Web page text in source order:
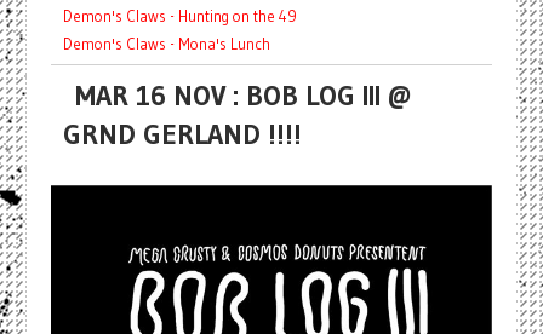
Demon's Claws - Hunting on the 49
Demon's Claws - Mona's Lunch
MAR 16 NOV : BOB LOG III @
GRND GERLAND !!!!